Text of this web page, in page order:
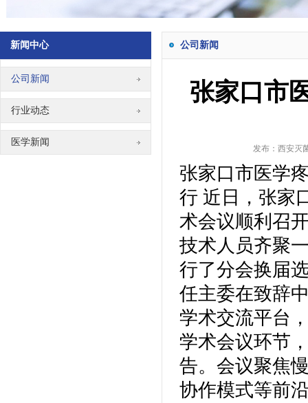
新闻中心
公司新闻
行业动态
医学新闻
公司新闻
张家口市
发布：西安灭
张家口市医学
行 近日，张家
术会议顺利召
技术人员齐聚
行了分会换届
任主委在致辞
学术交流平台
学术会议环节
告。会议聚焦
协作模式等前